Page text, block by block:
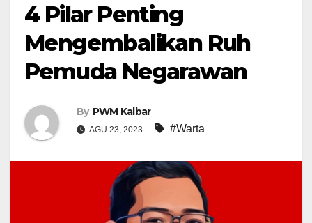
4 Pilar Penting
Mengembalikan Ruh
Pemuda Negarawan
By PWM Kalbar
AGU 23, 2023 #Warta